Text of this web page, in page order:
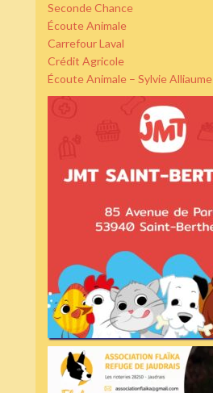
Seconde Chance
Écoute Animale
Carrefour Laval
Crédit Agricole
Écoute Animale – Sylvie Alliaume